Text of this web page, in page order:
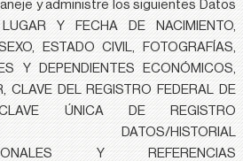
y administre los siguientes Datos
LUGAR Y FECHA DE NACIMIENTO,
ESTADO CIVIL, FOTOGRAFÍAS,
Y DEPENDIENTES ECONÓMICOS,
CLAVE DEL REGISTRO FEDERAL DE
CLAVE ÚNICA DE REGISTRO
DATOS/HISTORIAL
Y REFERENCIAS